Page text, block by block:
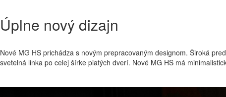
Úplne novýdizajn
Nové MG HS prichádza s novým prepracovaným designom. Široká
svetelná linka po celej šírke piatých dverí. Nové MG HS má